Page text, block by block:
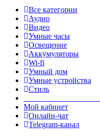
Все категории
Аудио
Видео
Умные часы
Освещение
Аккумуляторы
Wi-fi
Умный дом
Умные устройства
Стиль
Мой кабинет
Онлайн-чат
Telegram-канал